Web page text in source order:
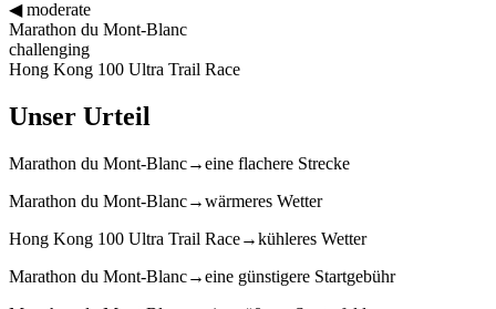
◀moderate
Marathon du Mont-Blanc
challenging
Hong Kong 100 Ultra Trail Race
Unser Urteil
Marathon du Mont-Blanc→eine flachere Strecke
Marathon du Mont-Blanc→wärmeres Wetter
Hong Kong 100 Ultra Trail Race→kühleres Wetter
Marathon du Mont-Blanc→eine günstigere Startgebühr